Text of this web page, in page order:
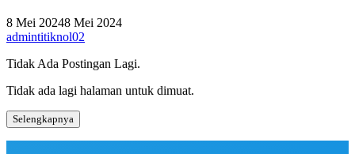
8 Mei 20248 Mei 2024
admintitiknol02
Tidak Ada Postingan Lagi.
Tidak ada lagi halaman untuk dimuat.
Selengkapnya